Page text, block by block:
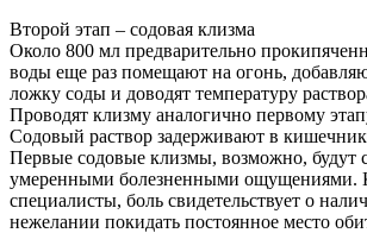
Второй этап – содовая клизма
Около 800 мл предварительно
воды еще раз помещают на огонь,
ложку соды и доводят температуру
Проводят клизму аналогично первому
Содовый раствор задерживают в
Первые содовые клизмы, возможно, будут
умеренными болезненными ощущениями.
специалисты, боль свидетельствует о
нежелании покидать постоянное место